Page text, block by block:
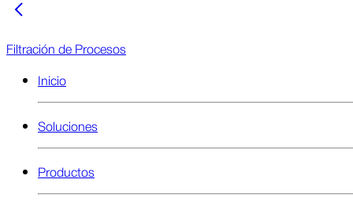
Filtración de Procesos
Inicio
Soluciones
Productos